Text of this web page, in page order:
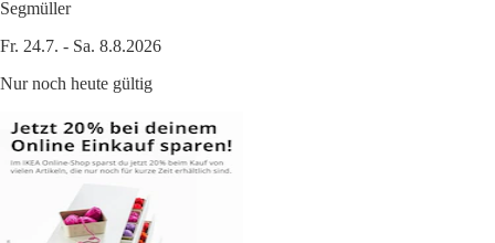
Segmüller
Fr. 24.7. - Sa. 8.8.2026
Nur noch heute gültig